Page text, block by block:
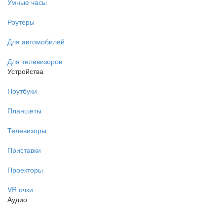
Умные часы
Роутеры
Для автомобилей
Для телевизоров
Устройства
Ноутбуки
Планшеты
Телевизоры
Приставки
Проекторы
VR очки
Аудио